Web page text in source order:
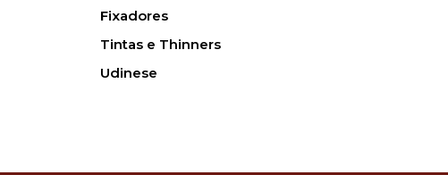
Fixadores
Tintas e Thinners
Udinese